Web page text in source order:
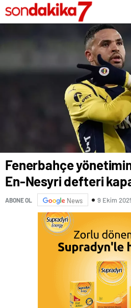
Fenerbahçe
En-Nesyri defteri
ABONE OL News 9 Ekim